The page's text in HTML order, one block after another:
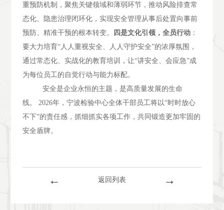
重预防机制，聚焦关键领域和薄弱环节，推动风险排查常
态化、隐患治理闭环化，实现安全管理从事后处置向事前
预防、精准干预的根本转变。
四是文化引领，全员行动：
要大力培育“人人重视安全、人人守护安全”的浓厚氛围，
通过常态化、实战化的教育培训，让“讲安全、会应急”成
为每位员工的自觉行动与能力标配。
安全是企业永恒的主题，是高质量发展的生命
线。
2026年，宁波检验中心全体干部员工将以“时时放心
不下”的责任感，抓细抓实各项工作，共同锻造更加牢固的
安全盾牌。
← 返回列表 →